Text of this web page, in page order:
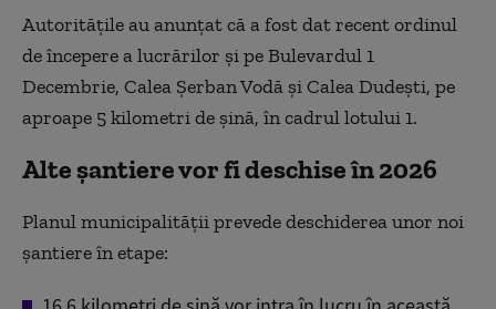
Autoritățile au anunțat că a fost dat recent ordinul
de începere a lucrărilor și pe Bulevardul 1
Decembrie, Calea Șerban Vodă și Calea Dudești, pe
aproape 5 kilometri de șină, în cadrul lotului 1.
Alte șantiere vor fi deschise în 2026
Planul municipalității prevede deschiderea unor noi
șantiere în etape: